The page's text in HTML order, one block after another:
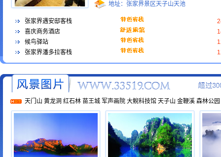
地址：张家界景区天子山天池
张家界遇安邸客栈
喜庆商务酒店
候鸟驿站
张家界潘多拉客栈
天门山 黄龙洞 红石林 苗王城 军声画院 大鲵科技馆 天子山 金鞭溪 森林公园